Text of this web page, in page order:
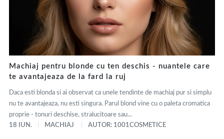
Machiaj pentru blonde cu ten deschis - nuantele care
te avantajeaza de la fard la ruj
Daca esti blonda si ai observat ca unele tendinte de machiaj pur si simplu
nu te avantajeaza, nu esti singura. Parul blond vine cu o paleta cromatica
proprie - tonuri deschise, stralucitoare sau...
18 IUN.
MACHIAJ AUTOR: 1001COSMETICE